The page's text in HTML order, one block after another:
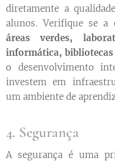
diretamente a
alunos. Verifique se a
áreas verdes,
informática,
o desenvolvimento
investem em
um ambiente de
4. Segurança
A segurança é uma